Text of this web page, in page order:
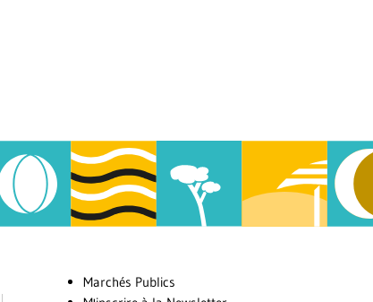
Marchés Publics